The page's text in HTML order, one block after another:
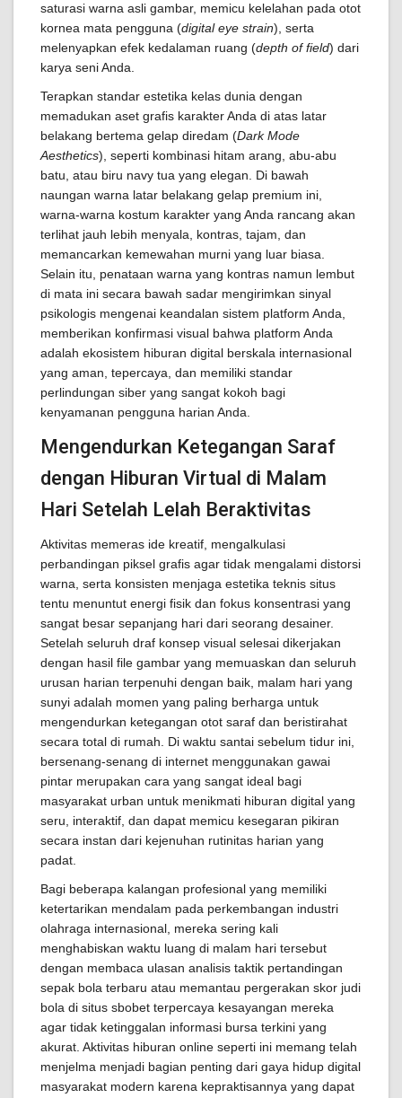
saturasi warna asli gambar, memicu kelelahan pada otot
kornea mata pengguna (digital eye strain), serta
melenyapkan efek kedalaman ruang (depth of field) dari
karya seni Anda.
Terapkan standar estetika kelas dunia dengan
memadukan aset grafis karakter Anda di atas latar
belakang bertema gelap diredam (Dark Mode
Aesthetics), seperti kombinasi hitam arang, abu-abu
batu, atau biru navy tua yang elegan. Di bawah
naungan warna latar belakang gelap premium ini,
warna-warna kostum karakter yang Anda rancang akan
terlihat jauh lebih menyala, kontras, tajam, dan
memancarkan kemewahan murni yang luar biasa.
Selain itu, penataan warna yang kontras namun lembut
di mata ini secara bawah sadar mengirimkan sinyal
psikologis mengenai keandalan sistem platform Anda,
memberikan konfirmasi visual bahwa platform Anda
adalah ekosistem hiburan digital berskala internasional
yang aman, tepercaya, dan memiliki standar
perlindungan siber yang sangat kokoh bagi
kenyamanan pengguna harian Anda.
Mengendurkan Ketegangan Saraf
dengan Hiburan Virtual di Malam
Hari Setelah Lelah Beraktivitas
Aktivitas memeras ide kreatif, mengalkulasi
perbandingan piksel grafis agar tidak mengalami distorsi
warna, serta konsisten menjaga estetika teknis situs
tentu menuntut energi fisik dan fokus konsentrasi yang
sangat besar sepanjang hari dari seorang desainer.
Setelah seluruh draf konsep visual selesai dikerjakan
dengan hasil file gambar yang memuaskan dan seluruh
urusan harian terpenuhi dengan baik, malam hari yang
sunyi adalah momen yang paling berharga untuk
mengendurkan ketegangan otot saraf dan beristirahat
secara total di rumah. Di waktu santai sebelum tidur ini,
bersenang-senang di internet menggunakan gawai
pintar merupakan cara yang sangat ideal bagi
masyarakat urban untuk menikmati hiburan digital yang
seru, interaktif, dan dapat memicu kesegaran pikiran
secara instan dari kejenuhan rutinitas harian yang
padat.
Bagi beberapa kalangan profesional yang memiliki
ketertarikan mendalam pada perkembangan industri
olahraga internasional, mereka sering kali
menghabiskan waktu luang di malam hari tersebut
dengan membaca ulasan analisis taktik pertandingan
sepak bola terbaru atau memantau pergerakan skor judi
bola di situs sbobet terpercaya kesayangan mereka
agar tidak ketinggalan informasi bursa terkini yang
akurat. Aktivitas hiburan online seperti ini memang telah
menjelma menjadi bagian penting dari gaya hidup digital
masyarakat modern karena kepraktisannya yang dapat